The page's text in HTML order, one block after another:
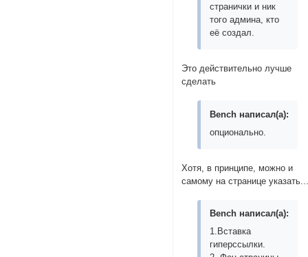
странички и ник
того админа, кто
её создал.
Это действительно лучше
сделать
Bench написал(а):
опционально.
Хотя, в принципе, можно и
самому на странице
Bench написал(а):
1.Вставка
гиперссылки.